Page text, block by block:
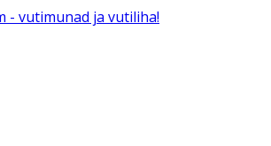
- vutimunad ja vutiliha!